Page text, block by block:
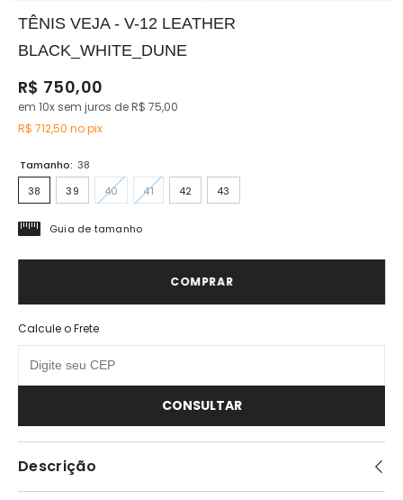
TÊNIS VEJA - V-12 LEATHER
BLACK_WHITE_DUNE
R$ 750,00
em 10x sem juros de R$ 75,00
R$ 712,50 no pix
Tamanho: 38
38
39 40 41 42 43
Guia de tamanho
COMPRAR
Calcule o Frete
CONSULTAR
Descrição